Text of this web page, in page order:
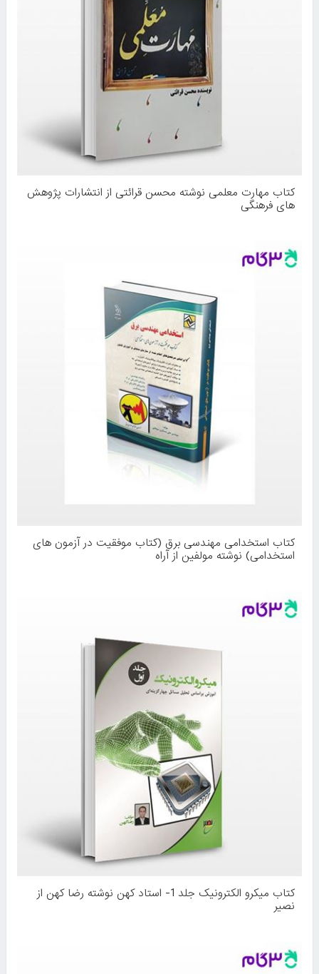
کتاب مهارت معلمی نوشته محسن قرائتی از انتشارات پژوهش
های فرهنگی
کتاب استخدامی مهندسی برق (کتاب موفقیت در آزمون های
استخدامی) نوشته مولفین از آراه
کتاب میکرو الکترونیک جلد 1- استاد کهن نوشته رضا کهن از
نصیر